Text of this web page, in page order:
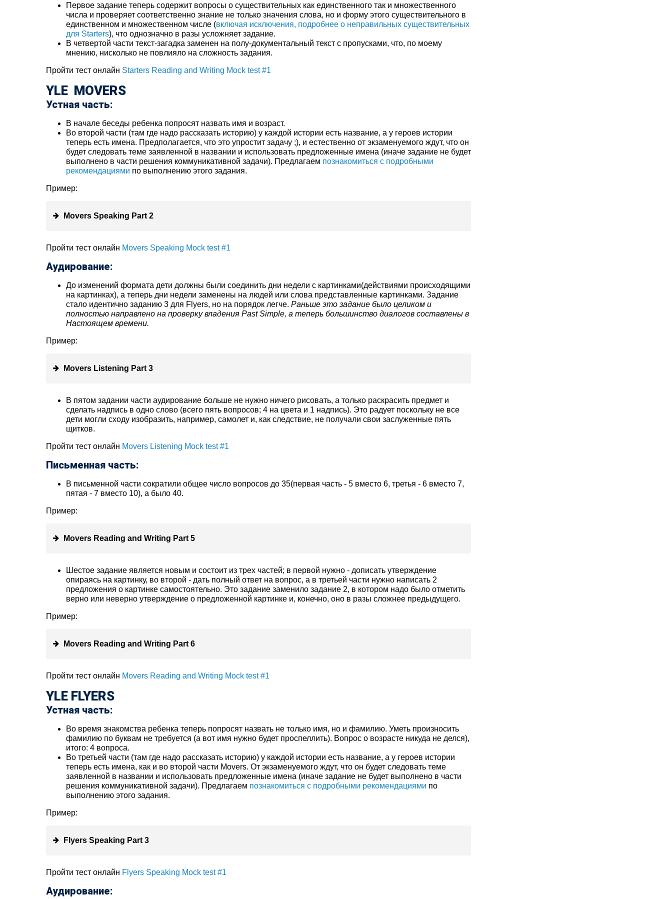
Первое задание теперь содержит вопросы о существительных как единственного так и множественного
числа и проверяет соответственно знание не только значения слова, но и форму этого существительного в
единственном и множественном числе (включая исключения, подробнее о неправильных существительных
для Starters), что однозначно в разы усложняет задание.
В четвертой части текст-загадка заменен на полу-документальный текст с пропусками, что, по моему
мнению, нисколько не повлияло на сложность задания.
Пройти тест онлайн Starters Reading and Writing Mock test #1
YLE MOVERS
Устная часть:
В начале беседы ребенка попросят назвать имя и возраст.
Во второй части (там где надо рассказать историю) у каждой истории есть название, а у героев истории
теперь есть имена. Предполагается, что это упростит задачу ;), и естественно от экзаменуемого ждут, что он
будет следовать теме заявленной в названии и использовать предложенные имена (иначе задание не будет
выполнено в части решения коммуникативной задачи). Предлагаем познакомиться с подробными
рекомендациями по выполнению этого задания.
Пример:
Movers Speaking Part 2
Пройти тест онлайн Movers Speaking Mock test #1
Аудирование:
До изменений формата дети должны были соединить дни недели с картинками(действиями происходящими
на картинках), а теперь дни недели заменены на людей или слова представленные картинками. Задание
стало идентично заданию 3 для Flyers, но на порядок легче. Раньше это задание было целиком и
полностью направлено на проверку владения Past Simple, а теперь большинство диалогов составлены в
Настоящем времени.
Пример:
Movers Listening Part 3
В пятом задании части аудирование больше не нужно ничего рисовать, а только раскрасить предмет и
сделать надпись в одно слово (всего пять вопросов; 4 на цвета и 1 надпись). Это радует поскольку не все
дети могли сходу изобразить, например, самолет и, как следствие, не получали свои заслуженные пять
щитков.
Пройти тест онлайн Movers Listening Mock test #1
Письменная часть:
В письменной части сократили общее число вопросов до 35(первая часть - 5 вместо 6, третья - 6 вместо 7,
пятая - 7 вместо 10), а было 40.
Пример:
Movers Reading and Writing Part 5
Шестое задание является новым и состоит из трех частей; в первой нужно - дописать утверждение
опираясь на картинку, во второй - дать полный ответ на вопрос, а в третьей части нужно написать 2
предложения о картинке самостоятельно. Это задание заменило задание 2, в котором надо было отметить
верно или неверно утверждение о предложенной картинке и, конечно, оно в разы сложнее предыдущего.
Пример:
Movers Reading and Writing Part 6
Пройти тест онлайн Movers Reading and Writing Mock test #1
YLE FLYERS
Устная часть:
Во время знакомства ребенка теперь попросят назвать не только имя, но и фамилию. Уметь произносить
фамилию по буквам не требуется (а вот имя нужно будет проспеллить). Вопрос о возрасте никуда не делся),
итого: 4 вопроса.
Во третьей части (там где надо рассказать историю) у каждой истории есть название, а у героев истории
теперь есть имена, как и во второй части Movers. От экзаменуемого ждут, что он будет следовать теме
заявленной в названии и использовать предложенные имена (иначе задание не будет выполнено в части
решения коммуникативной задачи). Предлагаем познакомиться с подробными рекомендациями по
выполнению этого задания.
Пример:
Flyers Speaking Part 3
Пройти тест онлайн Flyers Speaking Mock test #1
Аудирование: